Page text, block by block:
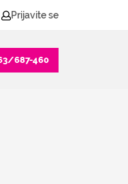
Prijavite se
687-460